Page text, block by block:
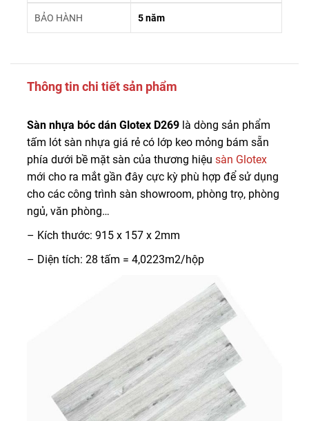
BẢO HÀNH 5 năm
Thông tin chi tiết sản phẩm
Sàn nhựa bóc dán Glotex D269 là dòng sản phẩm
tấm lót sàn nhựa giá rẻ có lớp keo mỏng bám sẵn
phía dưới bề mặt sàn của thương hiệu sàn Glotex
mới cho ra mắt gần đây cực kỳ phù hợp để sử dụng
cho các công trình sàn showroom, phòng trọ, phòng
ngủ, văn phòng…
– Kích thước: 915 x 157 x 2mm
– Diện tích: 28 tấm = 4,0223m2/hộp